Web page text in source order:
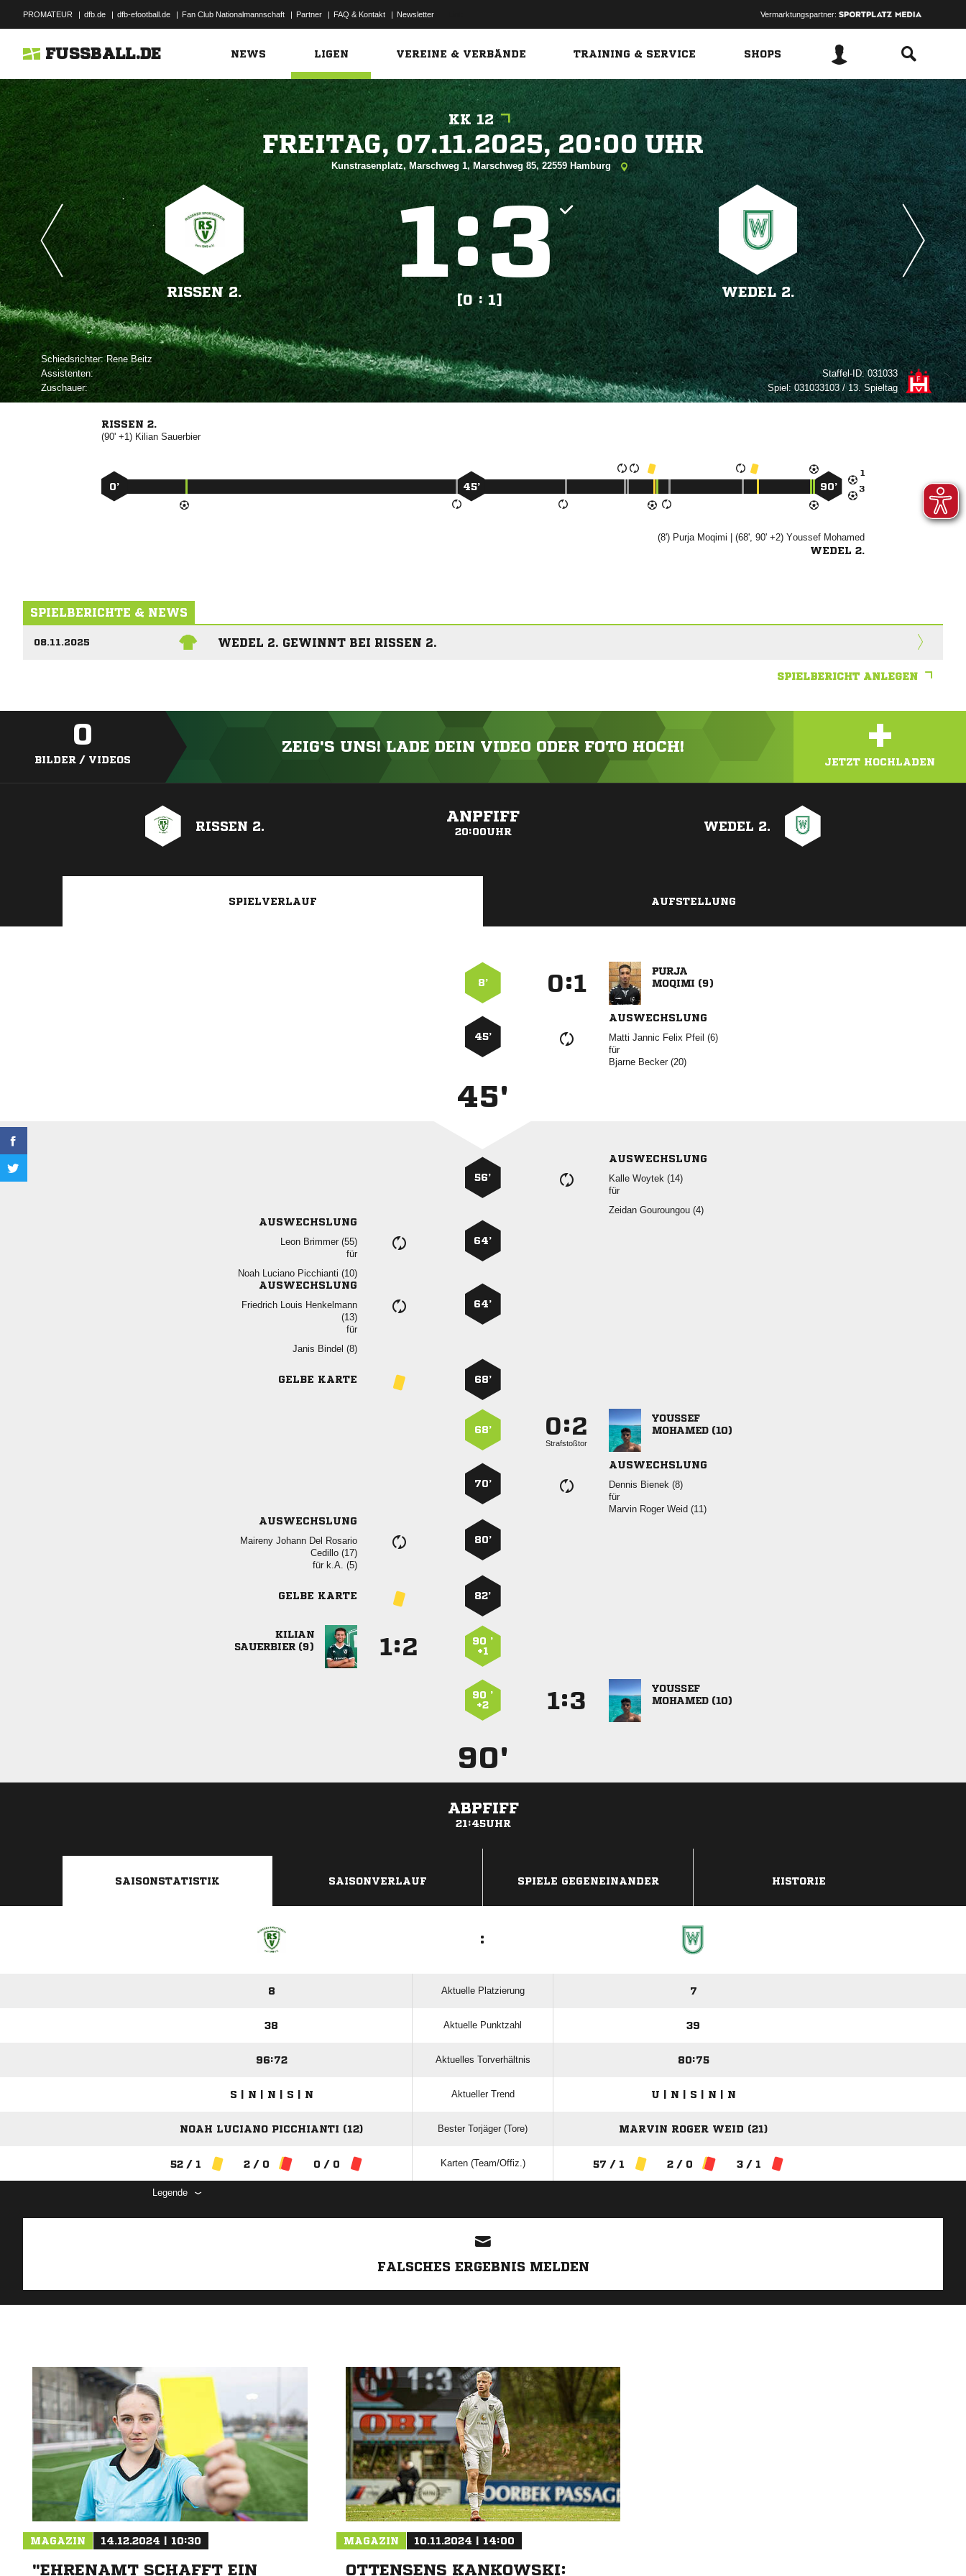
PROMATEUR | dfb.de | dfb-efootball.de | Fan Club Nationalmannschaft | Partner | FAQ & Kontakt | Newsletter Vermarktungspartner:
FUSSBALL.DE NEWS LIGEN VEREINE & VERBÄNDE TRAINING & SERVICE SHOPS
KK 12
   
Kunstrasenplatz, Marschweg 1, Marschweg 85, 22559 Hamburg
RISSEN 2.
:
[0 : 1]
WEDEL 2.
Schiedsrichter: 
Assistenten:
Zuschauer:
Staffel-ID:031033
Spiel:031033103 / 13. Spieltag
RISSEN 2.
(90' +1) 


0’ 45’ 90’
(8')   | (68', 90' +2) 
WEDEL 2.
SPIELBERICHTE & NEWS
08.11.2025 WEDEL 2. GEWINNT BEI RISSEN 2.
SPIELBERICHT ANLEGEN
0
BILDER / VIDEOS
ZEIG'S UNS! LADE DEIN VIDEO ODER FOTO HOCH! +
JETZT HOCHLADEN
RISSEN 2.
ANPFIFF
20:00UHR WEDEL 2.
SPIELVERLAUF AUFSTELLUNG
8’ :

 
45’
AUSWECHSLUNG
    
für
  
45'
56’
AUSWECHSLUNG
  
für
  
AUSWECHSLUNG
  
für
   
64’
AUSWECHSLUNG
  

für
  
64’
GELBE KARTE 68’
68’ :
Strafstoßtor

 
70’
AUSWECHSLUNG
  
für
   
AUSWECHSLUNG
   
 
für k.A. (5)
80’
GELBE KARTE 82’

 
:
90 ’
+1
90 ’
+2
:

 
90'
ABPFIFF
21:45UHR
SAISONSTATISTIK SAISONVERLAUF SPIELE GEGENEINANDER HISTORIE
:
8 Aktuelle Platzierung 7
38 Aktuelle Punktzahl 39
96:72 Aktuelles Torverhältnis 80:75
S | N | N | S | N Aktueller Trend U | N | S | N | N
NOAH LUCIANO PICCHIANTI (12) Bester Torjäger (Tore) MARVIN ROGER WEID (21)
52 / 1 2 / 0 0 / 0 Karten (Team/Offiz.) 57 / 1 2 / 0 3 / 1
Legende
FALSCHES ERGEBNIS MELDEN
MAGAZIN 14.12.2024 | 10:30
"EHRENAMT SCHAFFT EIN
MAGAZIN 10.11.2024 | 14:00
OTTENSENS KANKOWSKI: